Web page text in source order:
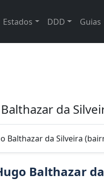
Estados DDD Guias
da
Balthazar da Silveira
Balthazar